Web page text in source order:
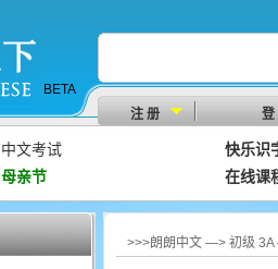
BETA
注 册
登
中文考试
快乐识
母亲节 在线课
>>>朗朗中文 —> 初级